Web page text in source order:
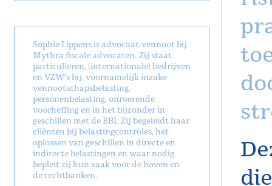
Sophie Lippens is advocaat-vennoot bij
Mythra fiscale advocaten. Zij staat
particulieren, (internationale) bedrijven
en VZW’s bij, voornamelijk inzake
vennootschapsbelasting,
personenbelasting, onroerende
voorheffing en in het bijzonder in
geschillen met de BBI. Zij begeleidt haar
cliënten bij belastingcontroles, het
oplossen van geschillen in directe en
indirecte belastingen en waar nodig
bepleit zij hun zaak voor de hoven en
de rechtbanken.